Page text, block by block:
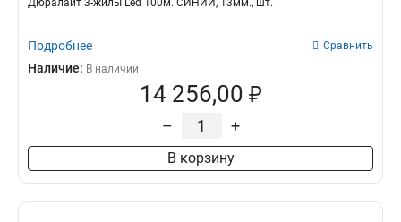
Дюралайт 3-жилы Led 100м. СИНИЙ, 13мм., шт.
Подробнее Сравнить
Наличие: В наличии
14 256,00 ₽
– +
В корзину